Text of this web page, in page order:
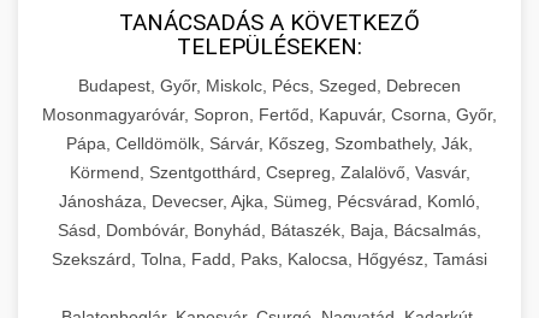
TANÁCSADÁS A KÖVETKEZŐ
TELEPÜLÉSEKEN:
Budapest, Győr, Miskolc, Pécs, Szeged, Debrecen
Mosonmagyaróvár, Sopron, Fertőd, Kapuvár, Csorna, Győr,
Pápa, Celldömölk, Sárvár, Kőszeg, Szombathely, Ják,
Körmend, Szentgotthárd, Csepreg, Zalalövő, Vasvár,
Jánosháza, Devecser, Ajka, Sümeg, Pécsvárad, Komló,
Sásd, Dombóvár, Bonyhád, Bátaszék, Baja, Bácsalmás,
Szekszárd, Tolna, Fadd, Paks, Kalocsa, Hőgyész, Tamási